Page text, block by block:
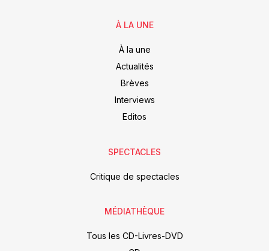
À LA UNE
À la une
Actualités
Brèves
Interviews
Editos
SPECTACLES
Critique de spectacles
MÉDIATHÈQUE
Tous les CD-Livres-DVD